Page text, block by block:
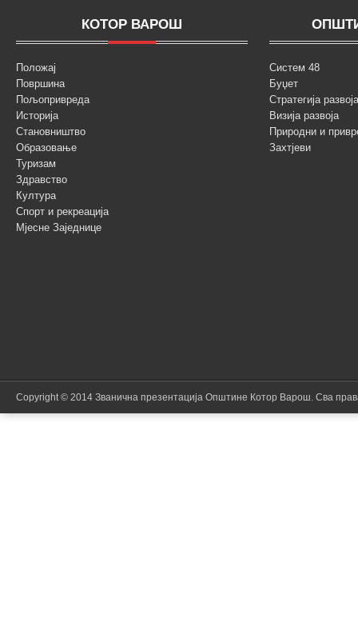
КОТОР ВАРОШ
Положај
Површина
Пољопривреда
Историја
Становништво
Образовање
Туризам
Здравство
Култура
Спорт и рекреација
Мјесне Заједнице
Систем 48
Буџет
Стратегија
Визија развоја
Природни и
Захтјеви
Copyright © 2014 Званична презентација Општине Котор Варош. Сва